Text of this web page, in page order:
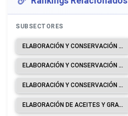
SUBSECTORES
ELABORACIÓN Y CONSERVACIÓN DE CARNE.
ELABORACIÓN Y CONSERVACIÓN DE PESCADOS, CRUSTÁCEOS Y MOLUSCOS.
ELABORACIÓN Y CONSERVACIÓN DE FRUTAS, LEGUMBRES Y HORTALIZAS.
ELABORACIÓN DE ACEITES Y GRASAS DE ORIGEN VEGETAL Y ANIMAL.